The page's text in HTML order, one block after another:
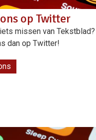
op Twitter
missen van Tekstblad?
dan op Twitter!